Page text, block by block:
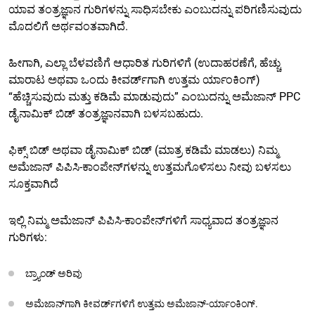
ಯಾವ ತಂತ್ರಜ್ಞಾನ ಗುರಿಗಳನ್ನು ಸಾಧಿಸಬೇಕು ಎಂಬುದನ್ನು ಪರಿಗಣಿಸುವುದು
ಮೊದಲಿಗೆ ಅರ್ಥವಂತವಾಗಿದೆ.
ಹೀಗಾಗಿ, ಎಲ್ಲಾ ಬೆಳವಣಿಗೆ ಆಧಾರಿತ ಗುರಿಗಳಿಗೆ (ಉದಾಹರಣೆಗೆ, ಹೆಚ್ಚು
ಮಾರಾಟ ಅಥವಾ ಒಂದು ಕೀವರ್ಡ್‌ಗಾಗಿ ಉತ್ತಮ ರ್ಯಾಂಕಿಂಗ್)
“ಹೆಚ್ಚಿಸುವುದು ಮತ್ತು ಕಡಿಮೆ ಮಾಡುವುದು” ಎಂಬುದನ್ನು ಅಮೆಜಾನ್ PPC
ಡೈನಾಮಿಕ್ ಬಿಡ್ ತಂತ್ರಜ್ಞಾನವಾಗಿ ಬಳಸಬಹುದು.
ಫಿಕ್ಸ್ ಬಿಡ್ ಅಥವಾ ಡೈನಾಮಿಕ್ ಬಿಡ್ (ಮಾತ್ರ ಕಡಿಮೆ ಮಾಡಲು) ನಿಮ್ಮ
ಅಮೆಜಾನ್ ಪಿಪಿಸಿ-ಕಾಂಪೇನ್‌ಗಳನ್ನು ಉತ್ತಮಗೊಳಿಸಲು ನೀವು ಬಳಸಲು
ಸೂಕ್ತವಾಗಿದೆ
ಇಲ್ಲಿ ನಿಮ್ಮ ಅಮೆಜಾನ್ ಪಿಪಿಸಿ-ಕಾಂಪೇನ್‌ಗಳಿಗೆ ಸಾಧ್ಯವಾದ ತಂತ್ರಜ್ಞಾನ
ಗುರಿಗಳು:
ಬ್ರ್ಯಾಂಡ್ ಅರಿವು
ಅಮೆಜಾನ್‌ಗಾಗಿ ಕೀವರ್ಡ್‌ಗಳಿಗೆ ಉತ್ತಮ ಅಮೆಜಾನ್-ರ್ಯಾಂಕಿಂಗ್.